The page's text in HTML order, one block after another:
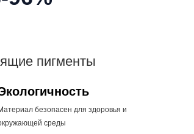
пигменты
безопасен для здоровья и
среды